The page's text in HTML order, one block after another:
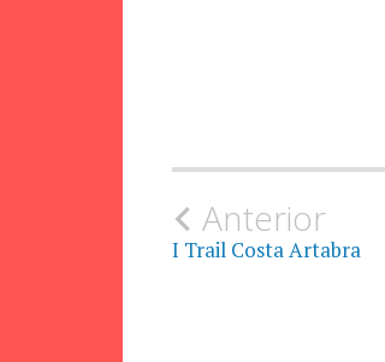
Anterior
I Trail Costa Artabra